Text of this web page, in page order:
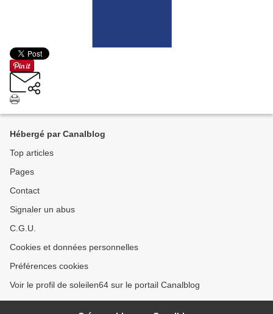
Hébergé par Canalblog
Top articles
Pages
Contact
Signaler un abus
C.G.U.
Cookies et données personnelles
Préférences cookies
Voir le profil de soleilen64 sur le portail Canalblog